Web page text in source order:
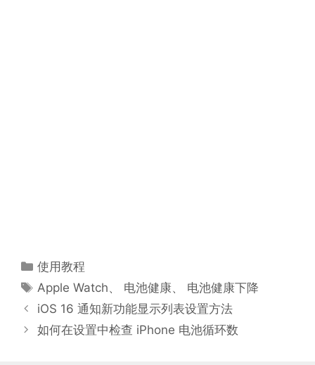
分
类
使用教程
标
签
Apple Watch、 电池健康、 电池健康下降
iOS 16 通知新功能显示列表设置方法
如何在设置中检查 iPhone 电池循环数